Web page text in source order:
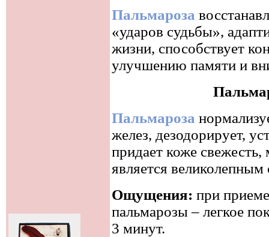
Пальмароза
«ударов судьбы»,
жизни, способствует
улучшению памяти и
Пальмароза
желез, дезодорирует,
придает коже
является
Ощущения: при
пальмарозы – легкое
3 минут.